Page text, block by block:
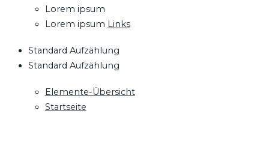
Lorem ipsum
Lorem ipsum Links
Standard Aufzählung
Standard Aufzählung
Elemente-Übersicht
Startseite